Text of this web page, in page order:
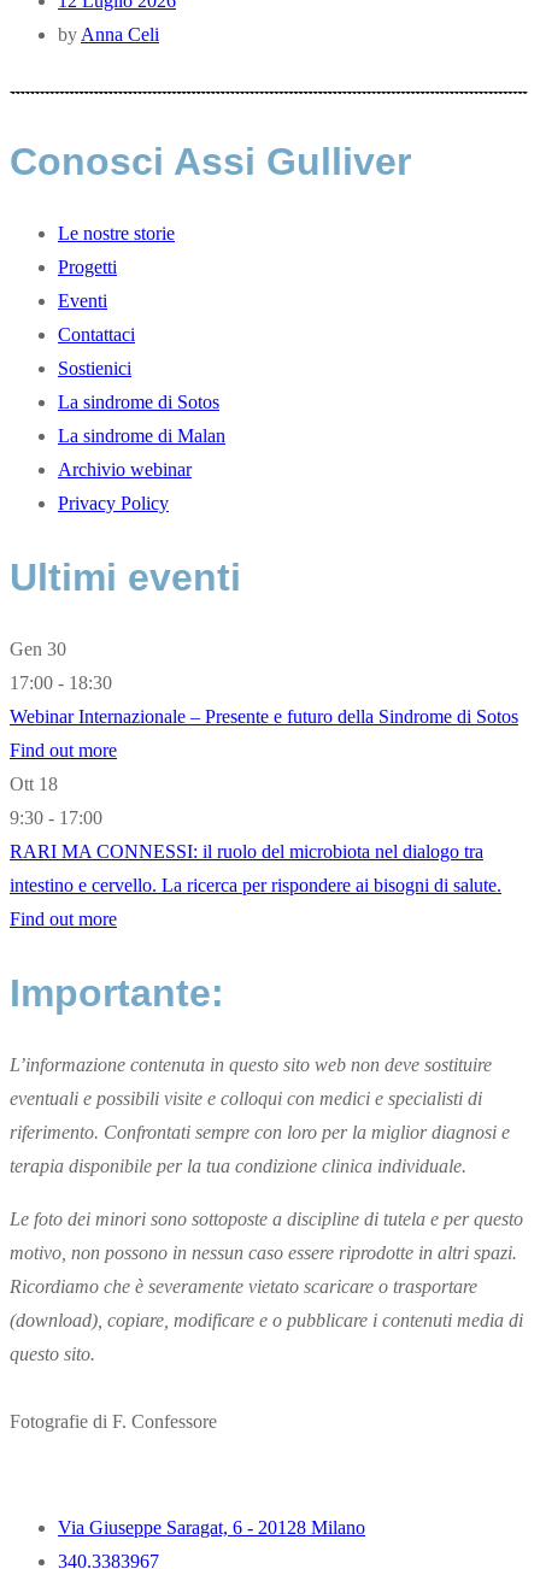
by Anna Celi
Conosci Assi Gulliver
Le nostre storie
Progetti
Eventi
Contattaci
Sostienici
La sindrome di Sotos
La sindrome di Malan
Archivio webinar
Privacy Policy
Ultimi eventi
Gen 30
17:00 - 18:30
Webinar Internazionale – Presente e futuro della Sindrome di Sotos
Find out more
Ott 18
9:30 - 17:00
RARI MA CONNESSI: il ruolo del microbiota nel dialogo tra
intestino e cervello. La ricerca per rispondere ai bisogni di salute.
Find out more
Importante:
L’informazione contenuta in questo sito web non deve sostituire
eventuali e possibili visite e colloqui con medici e specialisti di
riferimento. Confrontati sempre con loro per la miglior diagnosi e
terapia disponibile per la tua condizione clinica individuale.
Le foto dei minori sono sottoposte a discipline di tutela e per questo
motivo, non possono in nessun caso essere riprodotte in altri spazi.
Ricordiamo che è severamente vietato scaricare o trasportare
(download), copiare, modificare e o pubblicare i contenuti media di
questo sito.
Fotografie di F. Confessore
Via Giuseppe Saragat, 6 - 20128 Milano
340.3383967